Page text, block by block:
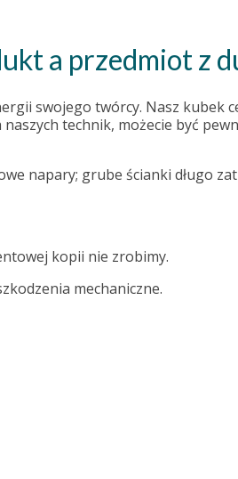
a przedmiot z
swojego twórcy. Nasz kubek
technik, możecie być
napary; grube ścianki długo
kopii nie zrobimy.
mechaniczne.